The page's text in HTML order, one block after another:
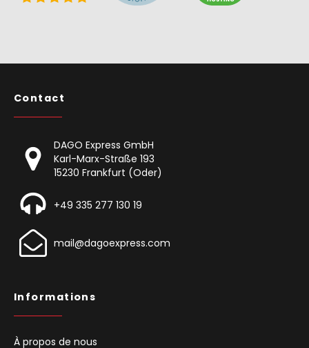
Contact
DAGO Express GmbH
Karl-Marx-Straße 193
15230 Frankfurt (Oder)
+49 335 277 130 19
mail@dagoexpress.com
Informations
À propos de nous